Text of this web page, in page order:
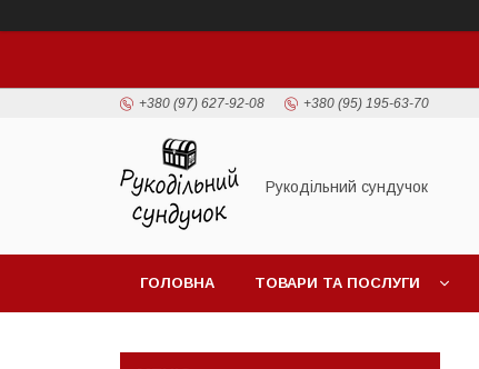
+380 (97) 627-92-08 +380 (95) 195-63-70
Рукодільний сундучок
ГОЛОВНА ТОВАРИ ТА ПОСЛУГИ